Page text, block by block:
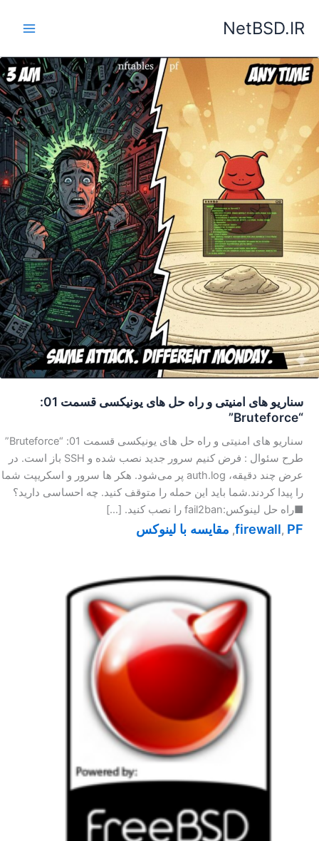
NetBSD.IR
سناریو های امنیتی و راه حل های یونیکسی قسمت 01:
“Bruteforce”
سناریو های امنیتی و راه حل های یونیکسی قسمت 01: “Bruteforce”
طرح سئوال : فرض کنیم سرور جدید نصب شده و SSH باز است. در
عرض چند دقیقه، auth.log پر می‌شود. هکر ها سرور و اسکریپت شما
را پیدا کردند.شما باید این حمله را متوقف کنید. چه احساسی دارید؟
■راه حل لینوکس:fail2ban را نصب کنید. […]
firewall, PF
, مقایسه با لینوکس